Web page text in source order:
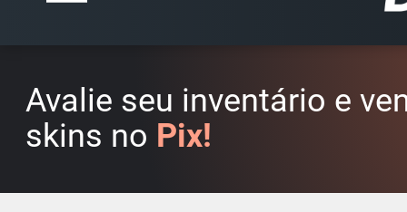
Avalie seu inventário e
skins no Pix!